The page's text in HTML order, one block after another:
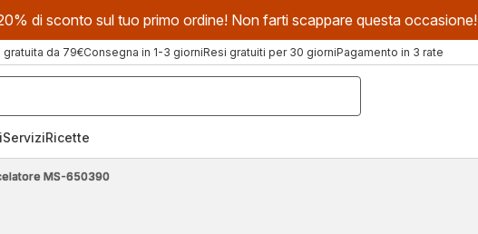
di sconto sul tuo primo ordine! Non farti scappare questa occasione!
da 79€Consegna in 1-3 giorniResi gratuiti per 30 giorniPagamento in 3 rate
ServiziRicette
MS-650390